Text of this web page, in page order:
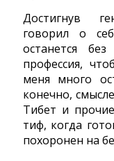
Достигнув
говорил о
останется
профессия,
меня много
конечно,
Тибет и
тиф, когда
похоронен на